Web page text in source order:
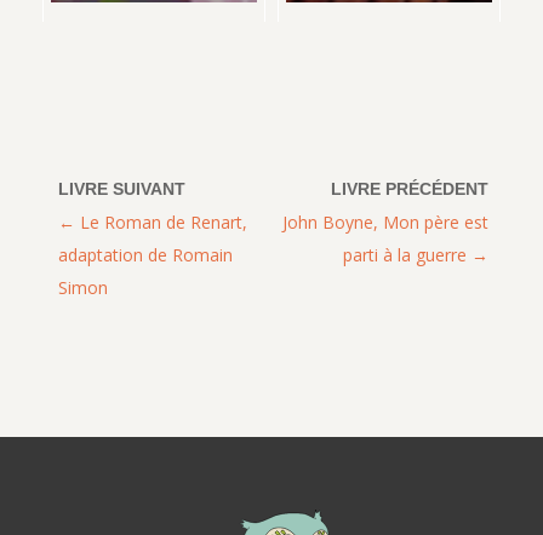
John Boyne, Mon père est
parti à la guerre
Le Roman de Renart,
adaptation de Romain
Simon